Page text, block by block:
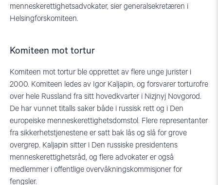
menneskerettighetsadvokater, sier generalsekretæren i
Helsingforskomiteen.
Komiteen mot tortur
Komiteen mot tortur ble opprettet av flere unge jurister i
2000. Komiteen ledes av Igor Kaljapin, og forsvarer torturofre
over hele Russland fra sitt hovedkvarter i Nizjnyj Novgorod.
De har vunnet titalls saker både i russisk rett og i Den
europeiske menneskerettighetsdomstol. Flere representanter
fra sikkerhetstjenestene er satt bak lås og slå for grove
overgrep. Kaljapin sitter i Den russiske presidentens
menneskerettighetsråd, og flere advokater er også
medlemmer i offentlige overvåkningskommisjoner for
fengsler.